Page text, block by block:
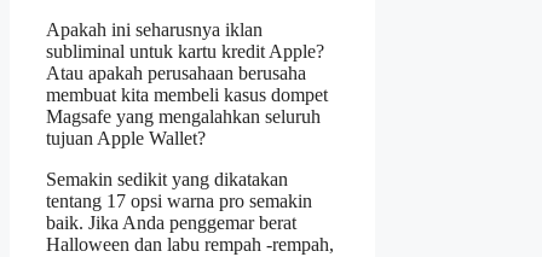
Apakah ini seharusnya iklan
subliminal untuk kartu kredit Apple?
Atau apakah perusahaan berusaha
membuat kita membeli kasus dompet
Magsafe yang mengalahkan seluruh
tujuan Apple Wallet?
Semakin sedikit yang dikatakan
tentang 17 opsi warna pro semakin
baik. Jika Anda penggemar berat
Halloween dan labu rempah -rempah,